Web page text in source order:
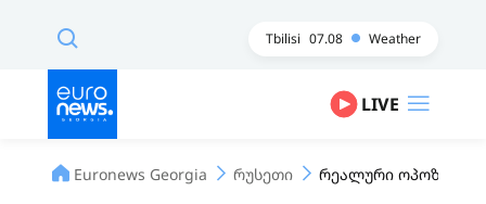
Tbilisi 07.08 Weather
LIVE
Euronews Georgia რუსეთი რეალური ოპოზიციის